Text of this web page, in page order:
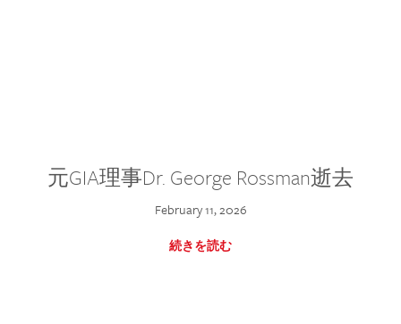
元GIA理事Dr. George Rossman逝去
February 11, 2026
続きを読む